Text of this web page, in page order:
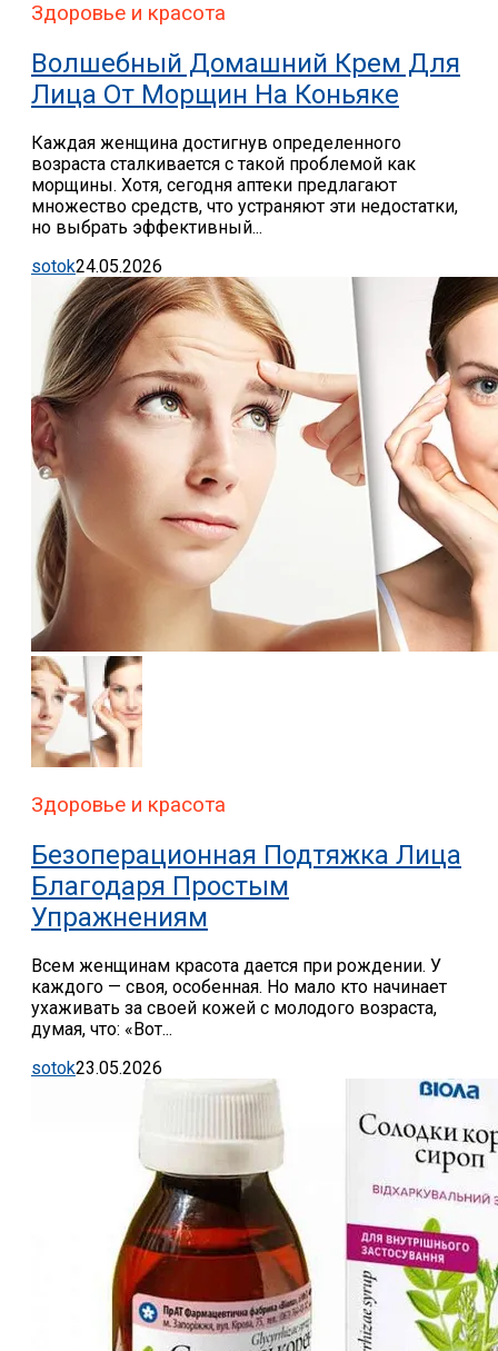
Здоровье и красота
Волшебный Домашний Крем Для
Лица От Морщин На Коньяке
Каждая женщина достигнув определенного
возраста сталкивается с такой проблемой как
морщины. Хотя, сегодня аптеки предлагают
множество средств, что устраняют эти недостатки,
но выбрать эффективный...
sotok24.05.2026
Здоровье и красота
Безоперационная Подтяжка Лица
Благодаря Простым
Упражнениям
Всем женщинам красота дается при рождении. У
каждого — своя, особенная. Но мало кто начинает
ухаживать за своей кожей с молодого возраста,
думая, что: «Вот...
sotok23.05.2026